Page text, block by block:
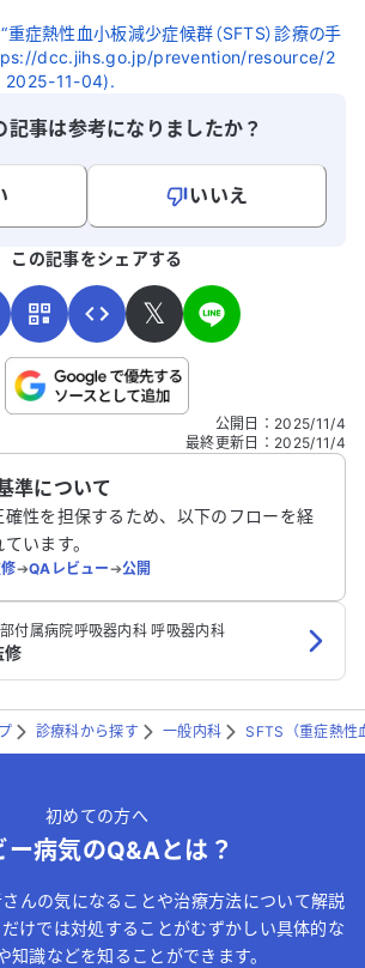
重症熱性血小板減少症候群（SFTS）診療の手
dcc.jihs.go.jp/prevention/resource/2
2025-11-04).
記事は参考になりましたか？
いいえ
のフォームです。氏名やご自身の病気の詳細な
送信する
この記事をシェアする
𝕏
公開日 ： 2025/11/4
最終更新日 ： 2025/11/4
準について
性を担保するため、以下のフローを経
います。
➔QAレビュー➔公開
付属病院呼吸器内科 呼吸器内科
修
診療科から探す 一般内科 SFTS（重症熱性
初めての方へ
ー病気のQ&Aとは？
んの気になることや治療方法について解説
けでは対処することがむずかしい具体的な
知識などを知ることができます。